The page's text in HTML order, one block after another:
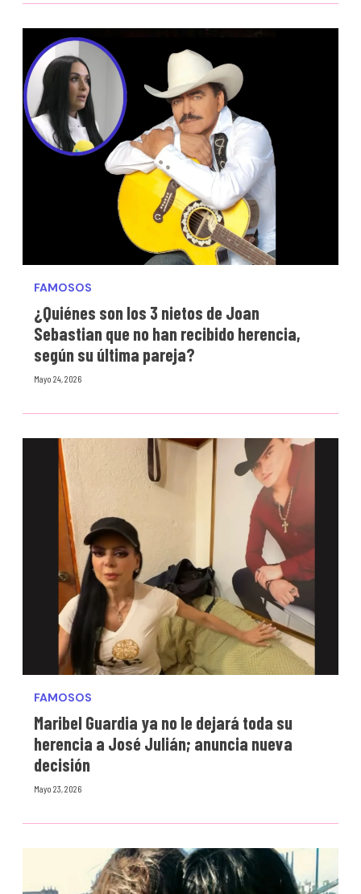
FAMOSOS
¿Quiénes son los 3 nietos de Joan
Sebastian que no han recibido herencia,
según su última pareja?
Mayo 24, 2026
FAMOSOS
Maribel Guardia ya no le dejará toda su
herencia a José Julián; anuncia nueva
decisión
Mayo 23, 2026